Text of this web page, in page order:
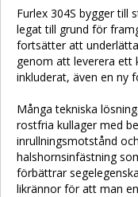
Furlex 304S bygger till
legat till grund för
fortsätter att
genom att leverera ett
inkluderat, även en ny
Många tekniska
rostfria kullager med
inrullningsmotstånd
halshornsinfästning
förbättrar
likrännor för att man